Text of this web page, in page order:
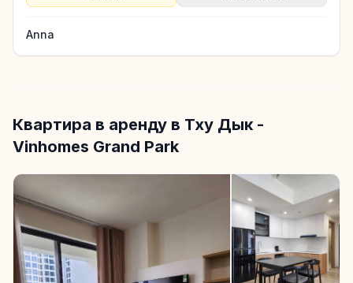
Anna
Квартира в аренду в Тху Дык -
Vinhomes Grand Park